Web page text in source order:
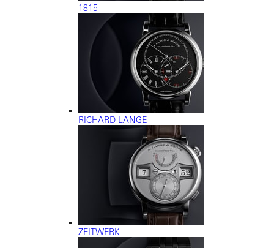
1815
RICHARD LANGE
ZEITWERK